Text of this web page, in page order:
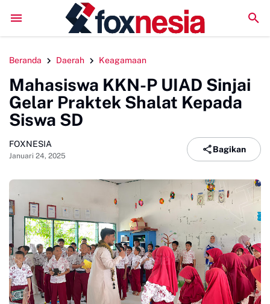
LPM Penalaran UNM Gelar Sidang Pleno, Evaluasi
Beranda Daerah Keagamaan
Mahasiswa KKN-P UIAD Sinjai
Gelar Praktek Shalat Kepada
Siswa SD
FOXNESIA
Januari 24, 2025
Bagikan